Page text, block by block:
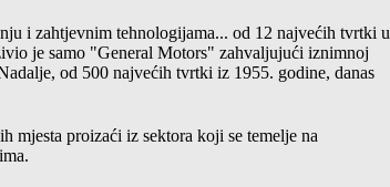
i zahtjevnim tehnologijama... od 12 najvećih tvrtki u
je samo "General Motors" zahvaljujući iznimnoj
od 500 najvećih tvrtki iz 1955. godine, danas
mjesta proizaći iz sektora koji se temelje na